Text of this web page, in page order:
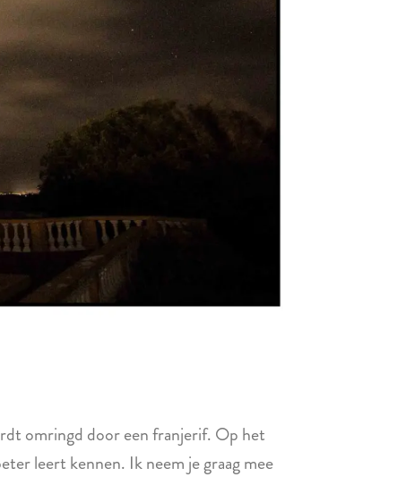
omringd door een franjerif. Op het
leert kennen. Ik neem je graag mee